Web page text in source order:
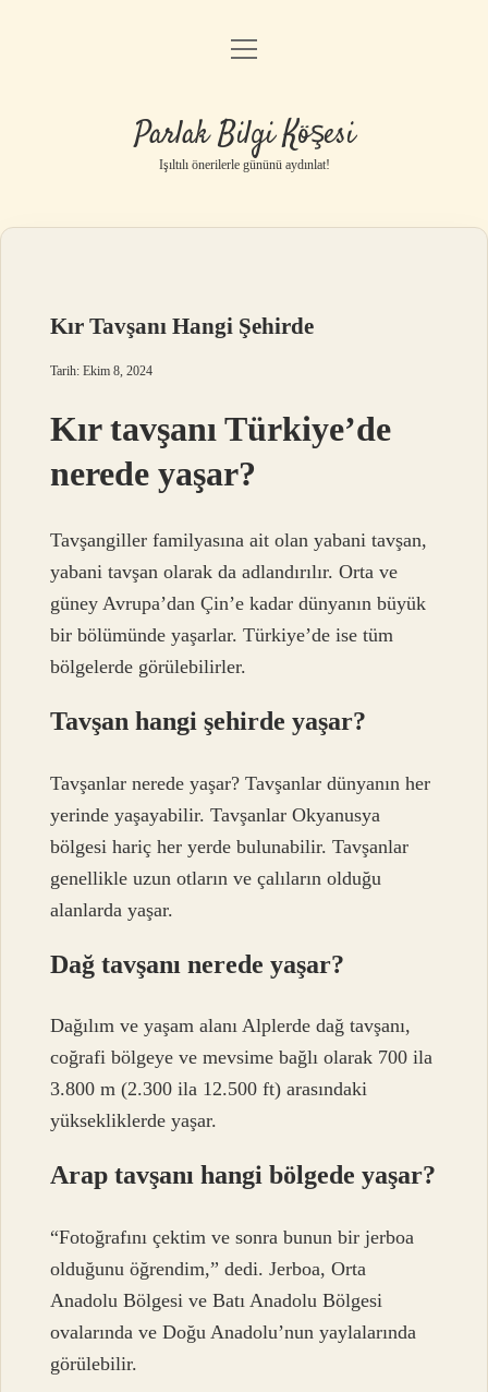
Anasayfa
Yasal Uyarı
menüyü
Parlak Bilgi Köşesi
Işıltılı önerilerle gününü aydınlat!
Kır Tavşanı Hangi Şehirde
Tarih: Ekim 8, 2024
Kır tavşanı Türkiye’de
nerede yaşar?
Tavşangiller familyasına ait olan yabani tavşan,
yabani tavşan olarak da adlandırılır. Orta ve
güney Avrupa’dan Çin’e kadar dünyanın büyük
bir bölümünde yaşarlar. Türkiye’de ise tüm
bölgelerde görülebilirler.
Tavşan hangi şehirde yaşar?
Tavşanlar nerede yaşar? Tavşanlar dünyanın her
yerinde yaşayabilir. Tavşanlar Okyanusya
bölgesi hariç her yerde bulunabilir. Tavşanlar
genellikle uzun otların ve çalıların olduğu
alanlarda yaşar.
Dağ tavşanı nerede yaşar?
Dağılım ve yaşam alanı Alplerde dağ tavşanı,
coğrafi bölgeye ve mevsime bağlı olarak 700 ila
3.800 m (2.300 ila 12.500 ft) arasındaki
yüksekliklerde yaşar.
Arap tavşanı hangi bölgede yaşar?
“Fotoğrafını çektim ve sonra bunun bir jerboa
olduğunu öğrendim,” dedi. Jerboa, Orta
Anadolu Bölgesi ve Batı Anadolu Bölgesi
ovalarında ve Doğu Anadolu’nun yaylalarında
görülebilir.